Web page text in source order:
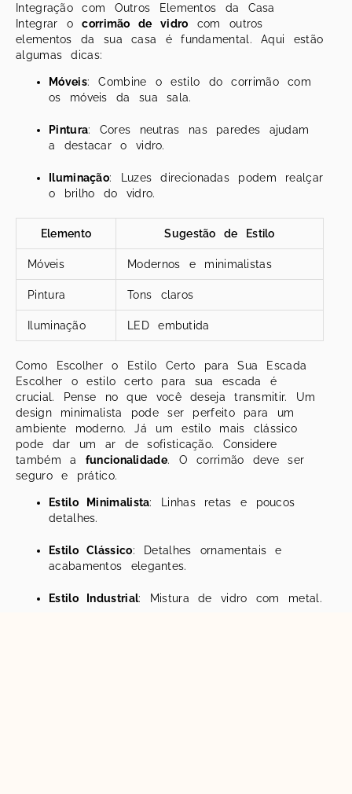
Integração com Outros Elementos da Casa
Integrar ocorrimão de vidro com outros
elementos da sua casa é fundamental. Aqui estão
algumas dicas:
Móveis: Combine o estilo do corrimão com
os móveis da sua sala.
Pintura: Cores neutras nas paredes ajudam
a destacar o vidro.
Iluminação: Luzes direcionadas podem realçar
o brilho do vidro.
Elemento Sugestão de Estilo
Móveis Modernos e minimalistas
Pintura Tons claros
Iluminação LED embutida
Como Escolher o Estilo Certo para Sua Escada
Escolher o estilo certo para sua escada é
crucial. Pense no que você deseja transmitir. Um
design minimalista pode ser perfeito para um
ambiente moderno. Já um estilo mais clássico
pode dar um ar de sofisticação. Considere
também a funcionalidade. O corrimão deve ser
seguro e prático.
Estilo Minimalista: Linhas retas e poucos
detalhes.
Estilo Clássico: Detalhes ornamentais e
acabamentos elegantes.
Estilo Industrial: Mistura de vidro com metal.